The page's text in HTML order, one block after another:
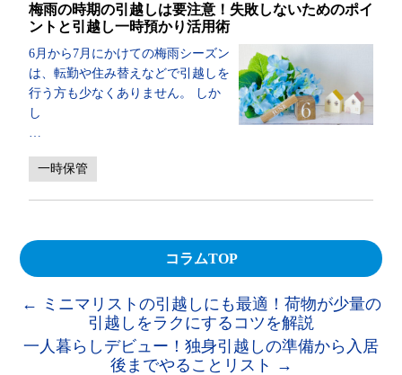
梅雨の時期の引越しは要注意！失敗しないためのポイ
ントと引越し一時預かり活用術
6月から7月にかけての梅雨シーズン
は、転勤や住み替えなどで引越しを
行う方も少なくありません。 しか
し
一時保管
コラムTOP
← ミニマリストの引越しにも最適！荷物が少量の
引越しをラクにするコツを解説
一人暮らしデビュー！独身引越しの準備から入居
後までやることリスト →